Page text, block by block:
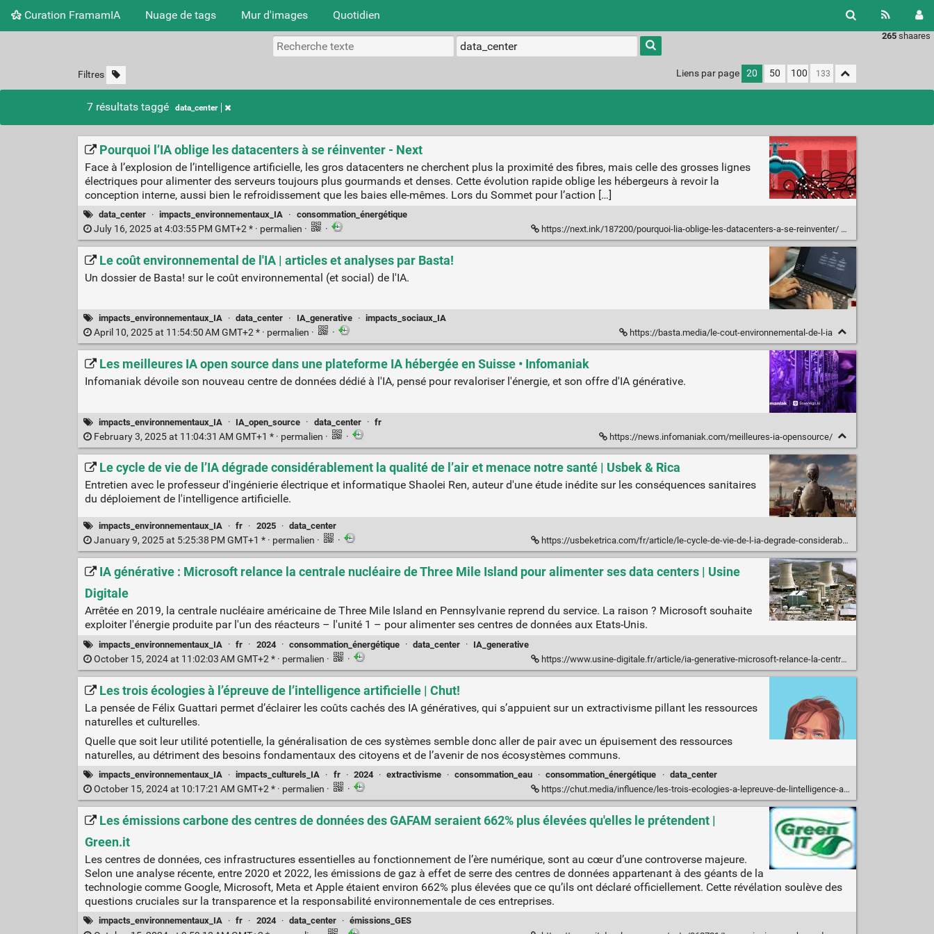
Curation FramamIA Nuage de tags Mur d'images Quotidien
265 shaares
Filtres Liens par page 20 50 100
7 résultats taggé data_center
Pourquoi l’IA oblige les datacenters à se réinventer - Next
Face à l’explosion de l’intelligence artificielle, les gros datacenters ne cherchent plus la proximité des fibres, mais celle des grosses lignes
électriques pour alimenter des serveurs toujours plus gourmands et denses. Cette évolution rapide oblige les hébergeurs à revoir la
conception interne, aussi bien le refroidissement que les baies elle-mêmes. Lors du Sommet pour l’action […]
data_center · impacts_environnementaux_IA · consommation_énergétique
July 16, 2025 at 4:03:55 PM GMT+2 * · permalien · · https://next.ink/187200/pourquoi-lia-oblige-les-datacenters-a-se-reinventer/
Le coût environnemental de l'IA | articles et analyses par Basta!
Un dossier de Basta! sur le coût environnemental (et social) de l'IA.
impacts_environnementaux_IA · data_center · IA_generative · impacts_sociaux_IA
April 10, 2025 at 11:54:50 AM GMT+2 * · permalien · · https://basta.media/le-cout-environnemental-de-l-ia
Les meilleures IA open source dans une plateforme IA hébergée en Suisse • Infomaniak
Infomaniak dévoile son nouveau centre de données dédié à l'IA, pensé pour revaloriser l'énergie, et son offre d'IA générative.
impacts_environnementaux_IA · IA_open_source · data_center · fr
February 3, 2025 at 11:04:31 AM GMT+1 * · permalien · · https://news.infomaniak.com/meilleures-ia-opensource/
Le cycle de vie de l’IA dégrade considérablement la qualité de l’air et menace notre santé | Usbek & Rica
Entretien avec le professeur d'ingénierie électrique et informatique Shaolei Ren, auteur d'une étude inédite sur les conséquences sanitaires
du déploiement de l'intelligence artificielle.
impacts_environnementaux_IA · fr · 2025 · data_center
January 9, 2025 at 5:25:38 PM GMT+1 * · permalien · · https://usbeketrica.com/fr/article/le-cycle-de-vie-de-l-ia-degrade-considerablement-la-qualite-de-l-air-et-menace-notre-sante
IA générative : Microsoft relance la centrale nucléaire de Three Mile Island pour alimenter ses data centers | Usine
Digitale
Arrêtée en 2019, la centrale nucléaire américaine de Three Mile Island en Pennsylvanie reprend du service. La raison ? Microsoft souhaite
exploiter l'énergie produite par l'un des réacteurs – l'unité 1 – pour alimenter ses centres de données aux Etats-Unis.
impacts_environnementaux_IA · fr · 2024 · consommation_énergétique · data_center · IA_generative
October 15, 2024 at 11:02:03 AM GMT+2 * · permalien · · https://www.usine-digitale.fr/article/ia-generative-microsoft-relance-la-centrale-nucleaire-de-three-mile-island-pour-alimenter-ses-data-centers.N2219114
Les trois écologies à l’épreuve de l’intelligence artificielle | Chut!
La pensée de Félix Guattari permet d’éclairer les coûts cachés des IA génératives, qui s’appuient sur un extractivisme pillant les ressources
naturelles et culturelles.
Quelle que soit leur utilité potentielle, la généralisation de ces systèmes semble donc aller de pair avec un épuisement des ressources
naturelles, au détriment des besoins fondamentaux des citoyens et de l’avenir de nos écosystèmes communs.
impacts_environnementaux_IA · impacts_culturels_IA · fr · 2024 · extractivisme · consommation_eau · consommation_énergétique · data_center
October 15, 2024 at 10:17:21 AM GMT+2 * · permalien · · https://chut.media/influence/les-trois-ecologies-a-lepreuve-de-lintelligence-artificielle/
Les émissions carbone des centres de données des GAFAM seraient 662% plus élevées qu'elles le prétendent |
Green.it
Les centres de données, ces infrastructures essentielles au fonctionnement de l’ère numérique, sont au cœur d’une controverse majeure.
Selon une analyse récente, entre 2020 et 2022, les émissions de gaz à effet de serre des centres de données appartenant à des géants de la
technologie comme Google, Microsoft, Meta et Apple étaient environ 662% plus élevées que ce qu’ils ont déclaré officiellement. Cette révélation soulève des
questions cruciales sur la transparence et la responsabilité environnementale de ces entreprises.
impacts_environnementaux_IA · fr · 2024 · data_center · émissions_GES